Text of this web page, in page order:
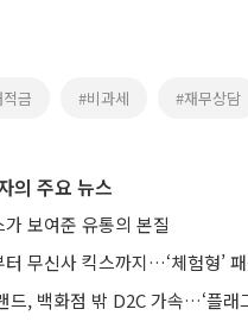
금 #비과세 #재무상담
의 주요 뉴스
보여준 유통의 본질
터 무신사 킥스까지…‘체험형’
드, 백화점 밖 D2C 가속…‘플래